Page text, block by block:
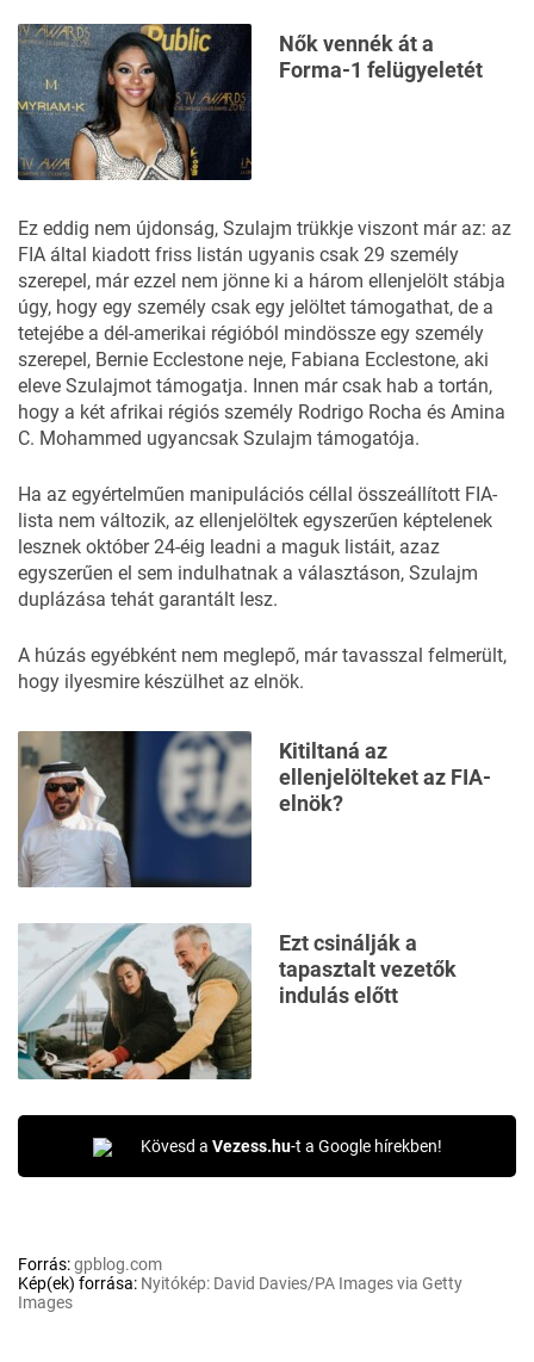
Nők vennék át a
Forma-1 felügyeletét
Ez eddig nem újdonság, Szulajm trükkje viszont már az: az
FIA által kiadott friss listán ugyanis csak 29 személy
szerepel, már ezzel nem jönne ki a három ellenjelölt stábja
úgy, hogy egy személy csak egy jelöltet támogathat, de a
tetejébe a dél-amerikai régióból mindössze egy személy
szerepel, Bernie Ecclestone neje, Fabiana Ecclestone, aki
eleve Szulajmot támogatja. Innen már csak hab a tortán,
hogy a két afrikai régiós személy Rodrigo Rocha és Amina
C. Mohammed ugyancsak Szulajm támogatója.
Ha az egyértelműen manipulációs céllal összeállított FIA-
lista nem változik, az ellenjelöltek egyszerűen képtelenek
lesznek október 24-éig leadni a maguk listáit, azaz
egyszerűen el sem indulhatnak a választáson, Szulajm
duplázása tehát garantált lesz.
A húzás egyébként nem meglepő, már tavasszal felmerült,
hogy ilyesmire készülhet az elnök.
Kitiltaná az
ellenjelölteket az FIA-
elnök?
Ezt csinálják a
tapasztalt vezetők
indulás előtt
Kövesd a Vezess.hu-t a Google hírekben!
Forrás:gpblog.com
Kép(ek) forrása: Nyitókép: David Davies/PA Images via Getty
Images